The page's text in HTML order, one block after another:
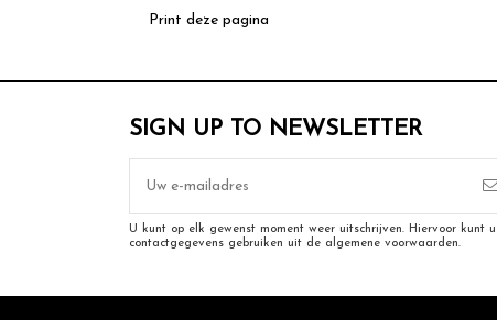
SIGN UP TO NEWSLETTER
U kunt op elk gewenst moment weer uitschrijven. Hiervoor kunt
contactgegevens gebruiken uit de algemene voorwaarden.